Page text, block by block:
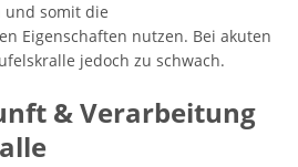
und somit die
Eigenschaften nutzen. Bei akuten
jedoch zu schwach.
& Verarbeitung